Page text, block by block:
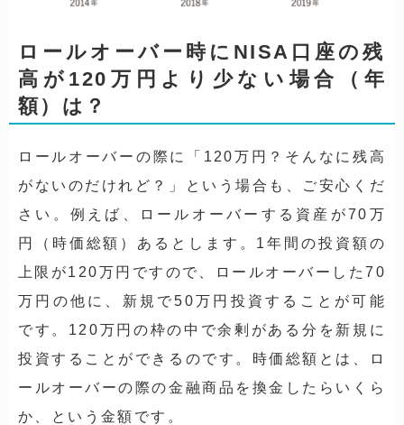
ロールオーバー時にNISA口座の残
高が120万円より少ない場合（年
額）は？
ロールオーバーの際に「120万円？そんなに残高
がないのだけれど？」という場合も、ご安心くだ
さい。例えば、ロールオーバーする資産が70万
円（時価総額）あるとします。1年間の投資額の
上限が120万円ですので、ロールオーバーした70
万円の他に、新規で50万円投資することが可能
です。 120万円の枠の中で余剰がある分を新規に
投資することができる のです。時価総額とは、ロ
ールオーバーの際の金融商品を換金したらいくら
か、という金額です。